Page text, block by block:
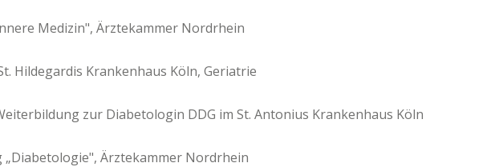
Medizin", Ärztekammer Nordrhein
Hildegardis Krankenhaus Köln, Geriatrie
zur Diabetologin DDG im St. Antonius Krankenhaus Köln
„Diabetologie", Ärztekammer Nordrhein